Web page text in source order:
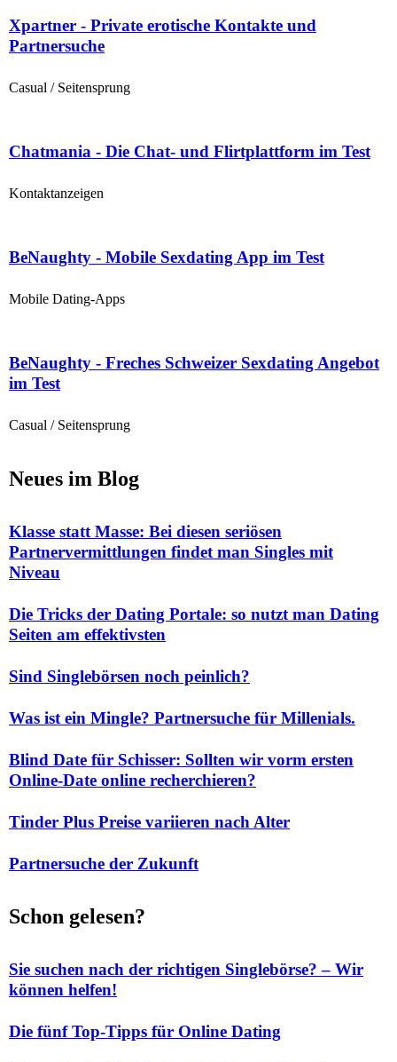
Xpartner - Private erotische Kontakte und
Partnersuche
Casual / Seitensprung
Chatmania - Die Chat- und Flirtplattform im Test
Kontaktanzeigen
BeNaughty - Mobile Sexdating App im Test
Mobile Dating-Apps
BeNaughty - Freches Schweizer Sexdating Angebot
im Test
Casual / Seitensprung
Neues im Blog
Klasse statt Masse: Bei diesen seriösen
Partnervermittlungen findet man Singles mit
Niveau
Die Tricks der Dating Portale: so nutzt man Dating
Seiten am effektivsten
Sind Singlebörsen noch peinlich?
Was ist ein Mingle? Partnersuche für Millenials.
Blind Date für Schisser: Sollten wir vorm ersten
Online-Date online recherchieren?
Tinder Plus Preise variieren nach Alter
Partnersuche der Zukunft
Schon gelesen?
Sie suchen nach der richtigen Singlebörse? – Wir
können helfen!
Die fünf Top-Tipps für Online Dating